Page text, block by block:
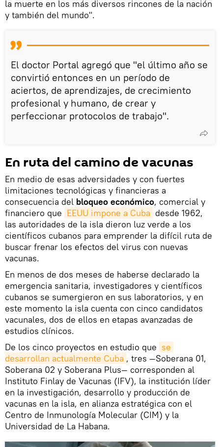
la muerte en los más diversos rincones de la nación
y también del mundo".
El doctor Portal agregó que "el último año se
convirtió entonces en un período de
aciertos, de aprendizajes, de crecimiento
profesional y humano, de crear y
perfeccionar protocolos de trabajo".
En ruta del camino de vacunas
En medio de esas adversidades y con fuertes
limitaciones tecnológicas y financieras a
consecuencia del bloqueo económico, comercial y
financiero que EEUU impone a Cuba desde 1962,
las autoridades de la isla dieron luz verde a los
científicos cubanos para emprender la difícil ruta de
buscar frenar los efectos del virus con nuevas
vacunas.
En menos de dos meses de haberse declarado la
emergencia sanitaria, investigadores y científicos
cubanos se sumergieron en sus laboratorios, y en
este momento la isla cuenta con cinco candidatos
vacunales, dos de ellos en etapas avanzadas de
estudios clínicos.
De los cinco proyectos en estudio que se
desarrollan actualmente Cuba , tres —Soberana 01,
Soberana 02 y Soberana Plus— corresponden al
Instituto Finlay de Vacunas (IFV), la institución líder
en la investigación, desarrollo y producción de
vacunas en la isla, en alianza estratégica con el
Centro de Inmunología Molecular (CIM) y la
Universidad de La Habana.